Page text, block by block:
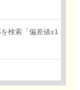
検索「偏差値±1